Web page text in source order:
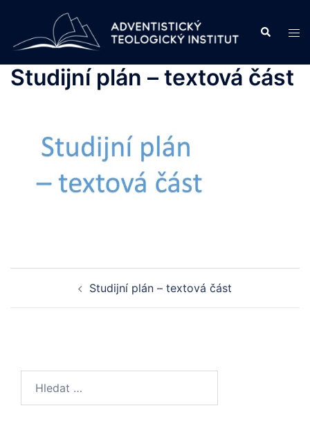
content
Search
Studijní plán – textová část
navigationStudijní plán – textová část